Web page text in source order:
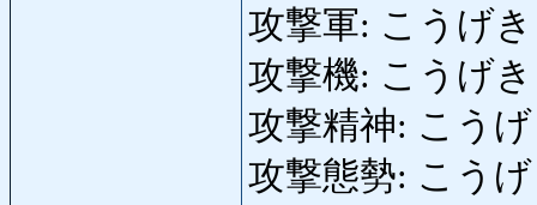
攻撃軍: こうげ
攻撃機: こうげ
攻撃精神: こう
攻撃態勢: こう